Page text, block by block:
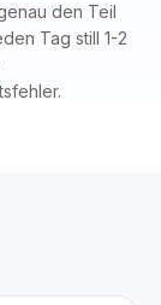
den Teil
Tag still 1-2